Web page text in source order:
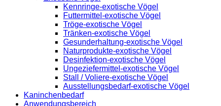
Kennringe-exotische Vögel
Futtermittel-exotische Vögel
Tröge-exotische Vögel
Tränken-exotische Vögel
Gesunderhaltung-exotische Vögel
Naturprodukte-exotische Vögel
Desinfektion-exotische Vögel
Ungeziefermittel-exotische Vögel
Stall / Voliere-exotische Vögel
Ausstellungsbedarf-exotische Vögel
Kaninchenbedarf
Anwendungsbereich